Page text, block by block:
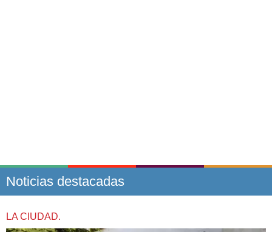
Noticias destacadas
LA CIUDAD.